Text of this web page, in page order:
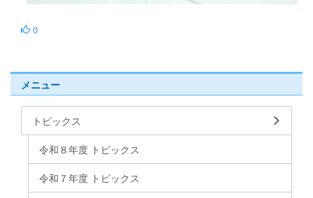
0
メニュー
トピックス
令和８年度 トピックス
令和７年度 トピックス